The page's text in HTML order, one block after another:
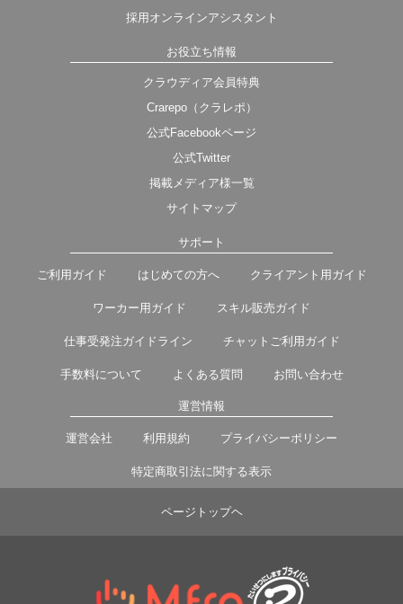
採用オンラインアシスタント
お役立ち情報
クラウディア会員特典
Crarepo（クラレポ）
公式Facebookページ
公式Twitter
掲載メディア様一覧
サイトマップ
サポート
ご利用ガイド はじめての方へ クライアント用ガイド
ワーカー用ガイド スキル販売ガイド
仕事受発注ガイドライン チャットご利用ガイド
手数料について よくある質問 お問い合わせ
運営情報
運営会社 利用規約 プライバシーポリシー
特定商取引法に関する表示
ページトップヘ